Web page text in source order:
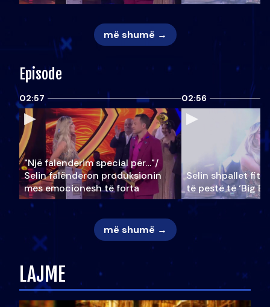
më shumë →
Episode
02:57
"Një falenderim special për…"/
Selin falënderon produksionin
mes emocionesh të forta
02:56
Selin shpallet
të pestë të ‘Big
më shumë →
LAJME